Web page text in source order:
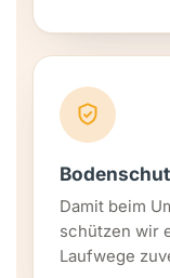
Damit beim
schützen wir
Laufwege